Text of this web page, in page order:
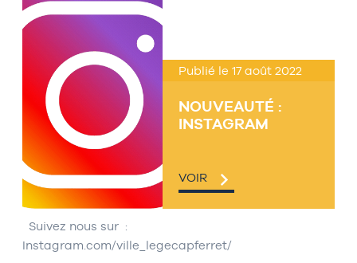
NOUVEAUTÉ :
INSTAGRAM
Publié le 17 août 2022
VOIR
Suivez nous sur :
Instagram.com/ville_legecapferret/